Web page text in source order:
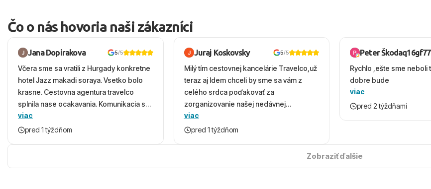
Čo o nás hovoria naši zákazníci
Jana Dopirakova 5/5
Včera sme sa vratili z Hurgady konkretne
hotel Jazz makadi soraya. Vsetko bolo
krasne. Cestovna agentura travelco
splnila nase ocakavania. Komunikacia s
panom Michalinom uzasna a napomocna.
Vsetko vysvetlil aj vo vecernych hodinach
viac
pred 1 týždňom
Juraj Koskovsky 5/5
Milý tím cestovnej kancelárie Travelco,už
teraz aj Idem chceli by sme sa vám z
celého srdca poďakovať za
zorganizovanie našej nedávnej
dovolenky v Turecku. Vďaka vám sme
prežili nádherný čas, na ktorý budeme
viac
pred 1 týždňom
Peter
Rychlo ,ešte sme neboli
dobre bude
viac
pred 2 týždňami
Zobraziť ďalšie